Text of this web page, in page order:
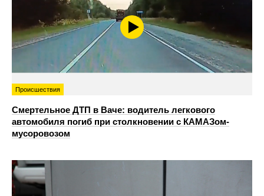
Происшествия
Смертельное ДТП в Ваче: водитель легкового
автомобиля погиб при столкновении с КАМАЗом-
мусоровозом